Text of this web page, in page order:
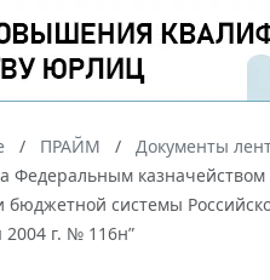
ПРАЙМ Документы
Федеральным
системы
г. № 116н”